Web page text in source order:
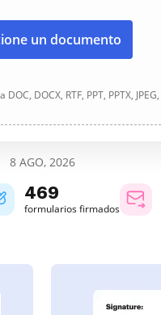
un documento
DOCX, RTF, PPT, PPTX, JPEG,
8 AGO, 2026
469
formularios firmados